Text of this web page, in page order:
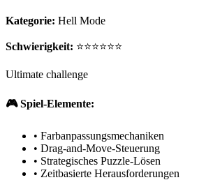
Kategorie: Hell Mode
Schwierigkeit: ⭐⭐⭐⭐⭐⭐
Ultimate challenge
🎮 Spiel-Elemente:
• Farbanpassungsmechaniken
• Drag-and-Move-Steuerung
• Strategisches Puzzle-Lösen
• Zeitbasierte Herausforderungen